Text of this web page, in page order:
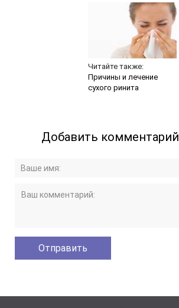
Читайте также:
Причины и лечение
сухого ринита
Добавить комментарий